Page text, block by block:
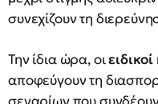
συνεχίζουν τη
Την ίδια ώρα, οι
αποφεύγουν τη